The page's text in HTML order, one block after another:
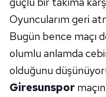
Oyuncularım geri
Bugün bence maçı
olumlu anlamda
olduğunu
Giresunspor